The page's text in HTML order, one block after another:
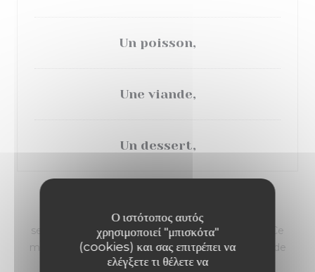
Ο ιστότοπος αυτός
χρησιμοποιεί "μπισκότα"
(cookies) και σας επιτρέπει να
ελέγξετε τι θέλετε να
Un poisson,
Une viande,
Un dessert,
servit du mercredi au dimanche (hors jour fériés) Ce
menu est donné à titre indicatif, il est succeptible de
changer en fonction du marché